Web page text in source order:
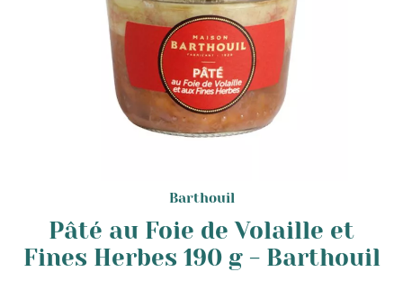
Barthouil
Pâté au Foie de Volaille et
Fines Herbes 190 g - Barthouil